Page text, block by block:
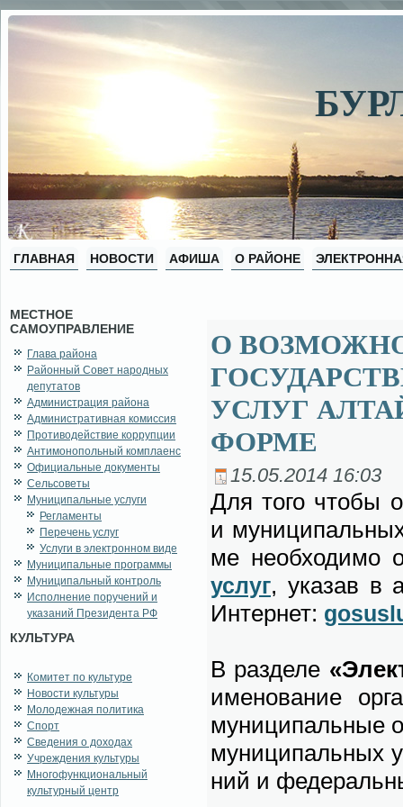
ГЛАВНАЯ НОВОСТИ АФИША О РАЙОНЕ
МЕСТНОЕ
САМОУПРАВЛЕНИЕ
Глава района
Районный Совет народных
депутатов
Администрация района
Административная комиссия
Противодействие коррупции
Антимонопольный комплаенс
Официальные документы
Сельсоветы
Муниципальные услуги
Регламенты
Перечень услуг
Услуги в электронном виде
Муниципальные программы
Муниципальный контроль
Исполнение поручений и
указаний Президента РФ
КУЛЬТУРА
Комитет по культуре
Новости культуры
Молодежная политика
Спорт
Сведения о доходах
Учреждения культуры
Многофункциональный
культурный центр
О
УСЛУГ
ФОРМЕ
15.05.2014 16:03
Для то­го чтобы
и
ме не­об­хо­ди­мо
услуг, ука­зав в
Ин­тернет:
В раз­де­ле
име­но­ва­ние
му­ни­ци­паль­ные
му­ни­ци­паль­ных
ний и